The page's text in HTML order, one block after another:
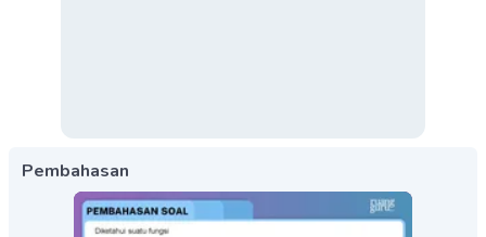
Pembahasan